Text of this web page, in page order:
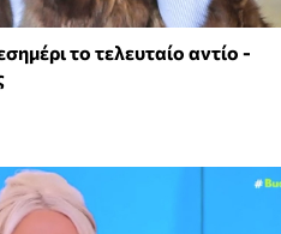
το τελευταίο αντίο -